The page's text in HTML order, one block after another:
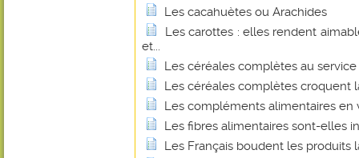
Les cacahuètes ou Arachides
Les carottes : elles rendent
et...
Les céréales complètes au
Les céréales complètes croquent
Les compléments alimentaires en
Les fibres alimentaires sont-elles
Les Français boudent les produits